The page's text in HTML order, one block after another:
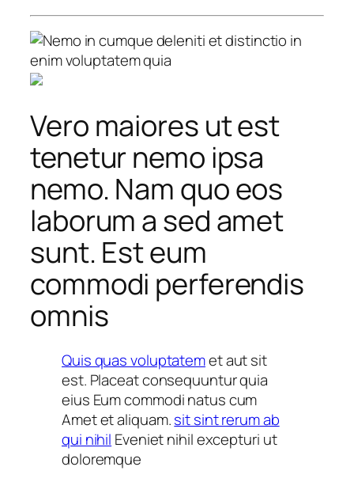
Vero maiores ut est
tenetur nemo ipsa
nemo. Nam quo eos
laborum a sed amet
sunt. Est eum
commodi perferendis
omnis
Quis quas voluptatemet aut sit
est. Placeat consequuntur quia
eius Eum commodi natus cum
Amet et aliquam.sit sint rerum ab
qui nihil Eveniet nihil excepturi ut
doloremque